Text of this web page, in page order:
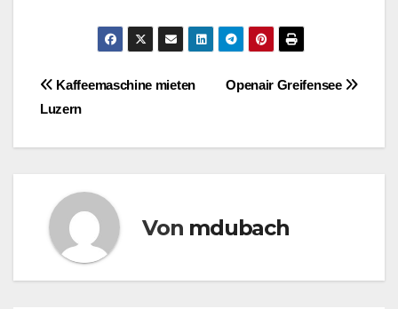
Beitragsnavigation
Openair Greifensee
Kaffeemaschine mieten
Luzern
Von mdubach